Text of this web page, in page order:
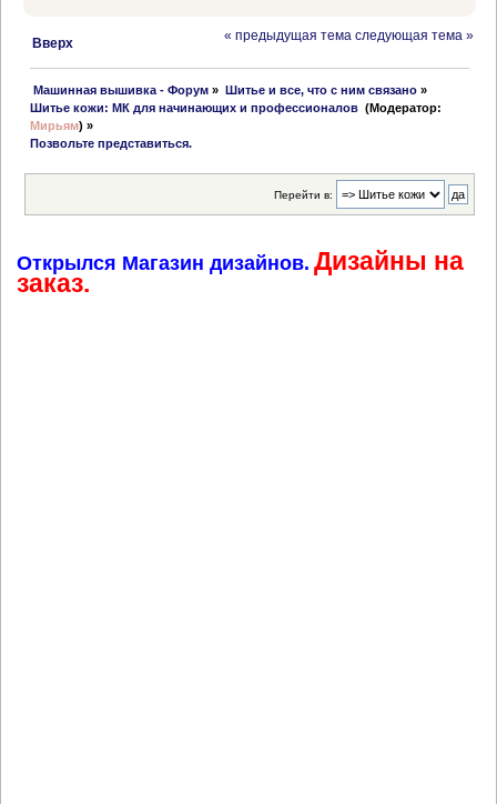
Вверх
« предыдущая тема следующая тема »
Машинная вышивка - Форум » Шитье и все, что с ним связано»
Шитье кожи: МК для начинающих и профессионалов (Модератор:
Мирьям) »
Позвольте представиться.
Перейти в:
Открылся Магазин дизайнов. Дизайны на
заказ.